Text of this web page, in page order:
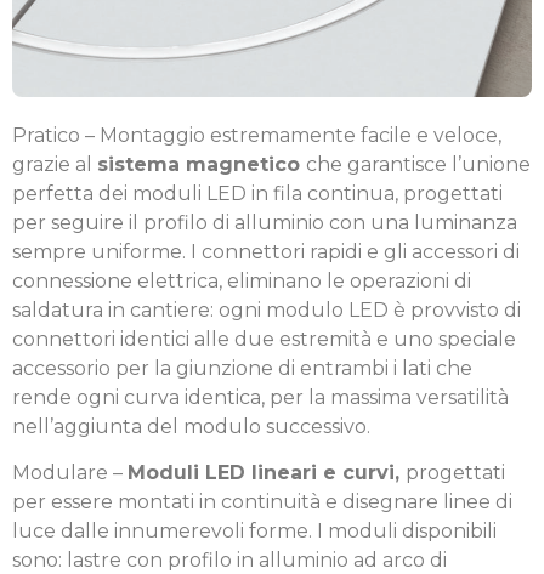
Pratico – Montaggio estremamente facile e veloce,
grazie al sistema magnetico che garantisce l’unione
perfetta dei moduli LED in fila continua, progettati
per seguire il profilo di alluminio con una luminanza
sempre uniforme. I connettori rapidi e gli accessori di
connessione elet­trica, eliminano le operazioni di
saldatura in cantiere: ogni modulo LED è provvisto di
connettori identici alle due estremità e uno speciale
accessorio per la giunzione di entrambi i lati che
rende ogni curva identica, per la mas­sima versatilità
nell’aggiunta del modulo successivo.
Modulare – Moduli LED lineari e curvi, progettati
per essere montati in continuità e disegnare linee di
luce dalle innumerevoli forme. I moduli disponibili
sono: lastre con profilo in alluminio ad arco di